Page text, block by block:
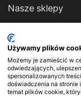
Nasze sklepy
Spawarki-
Kontakt
Używamy plików
Możemy je zamieścić w
odwiedzających,
spersonalizowanych
doświadczenia na stronie
temat plików cookie,